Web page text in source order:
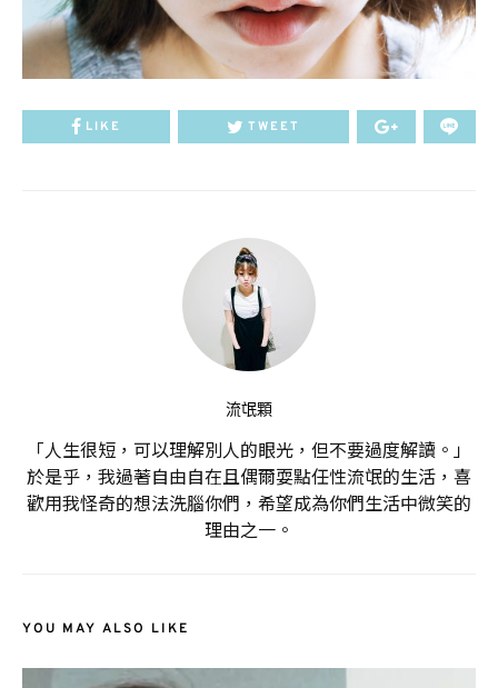
LIKE TWEET
流氓顆
「人生很短，可以理解別人的眼光，但不要過度解讀。」
於是乎，我過著自由自在且偶爾耍點任性流氓的生活，喜
歡用我怪奇的想法洗腦你們，希望成為你們生活中微笑的
理由之一。
YOU MAY ALSO LIKE